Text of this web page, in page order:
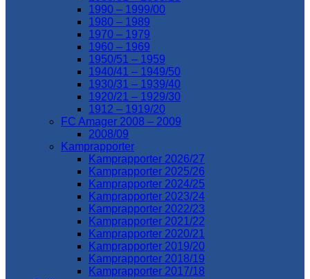
1990 – 1999/00
1980 – 1989
1970 – 1979
1960 – 1969
1950/51 – 1959
1940/41 – 1949/50
1930/31 – 1939/40
1920/21 – 1929/30
1912 – 1919/20
FC Amager 2008 – 2009
2008/09
Kamprapporter
Kamprapporter 2026/27
Kamprapporter 2025/26
Kamprapporter 2024/25
Kamprapporter 2023/24
Kamprapporter 2022/23
Kamprapporter 2021/22
Kamprapporter 2020/21
Kamprapporter 2019/20
Kamprapporter 2018/19
Kamprapporter 2017/18